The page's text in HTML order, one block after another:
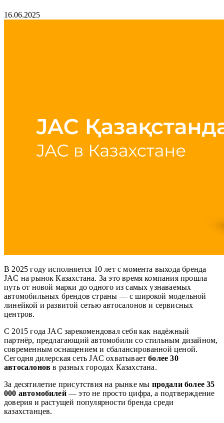
16.06.2025
В 2025 году исполняется 10 лет с момента выхода бренда
JAC на рынок Казахстана. За это время компания прошла
путь от новой марки до одного из самых узнаваемых
автомобильных брендов страны — с широкой модельной
линейкой и развитой сетью автосалонов и сервисных
центров.
С 2015 года JAC зарекомендовал себя как надёжный
партнёр, предлагающий автомобили со стильным дизайном,
современным оснащением и сбалансированной ценой.
Сегодня дилерская сеть JAC охватываетболее 30
автосалонов в разных городах Казахстана.
За десятилетие присутствия на рынке мы продали более 35
000 автомобилей— это не просто цифра, а подтверждение
доверия и растущей популярности бренда среди
казахстанцев.